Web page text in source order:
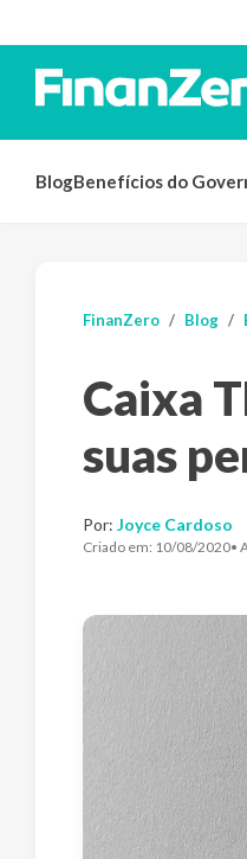
BlogBenefícios do
FinanZero Blog
Caixa
suas
Por: Joyce Cardoso
Criado em: 10/08/2020•